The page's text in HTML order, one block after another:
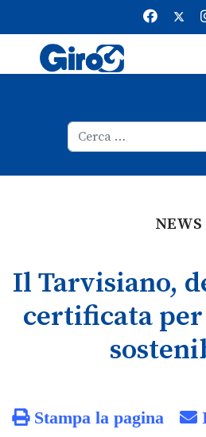
NEWS
Il Tarvisiano,
certificata
Stampa la pagina